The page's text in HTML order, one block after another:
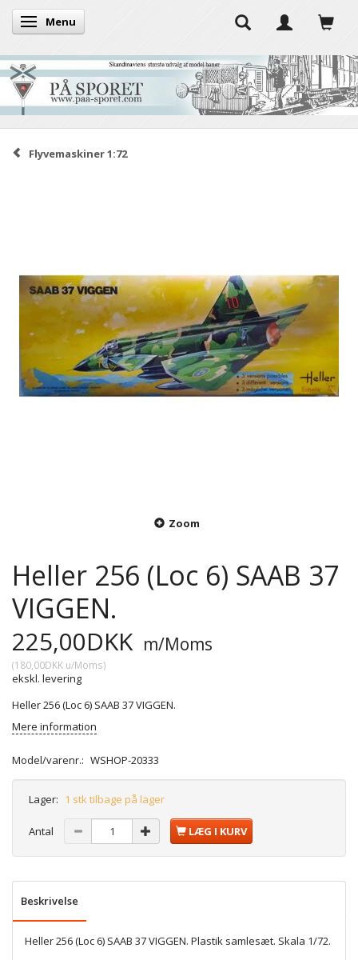
Skifte navigation
Menu
Flyvemaskiner 1:72
Zoom
Heller 256 (Loc 6) SAAB 37
VIGGEN.
225,00DKK m/Moms
(180,00DKK u/Moms)
ekskl. levering
Heller 256 (Loc 6) SAAB 37 VIGGEN.
Mere information
Model/varenr.: WSHOP-20333
Lager: 1 stk tilbage på lager
Antal LÆG I KURV
Beskrivelse
Heller 256 (Loc 6) SAAB 37 VIGGEN. Plastik samlesæt. Skala 1/72.